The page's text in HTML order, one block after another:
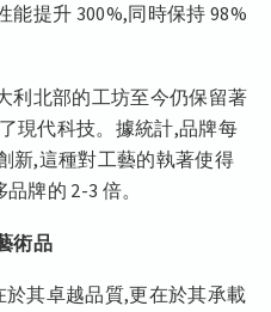
提升 300%,同時保持 98%
利北部的工坊至今仍保留著
現代科技。據統計,品牌每
新,這種對工藝的執著使得
牌的 2-3 倍。
術品
其卓越品質,更在於其承載